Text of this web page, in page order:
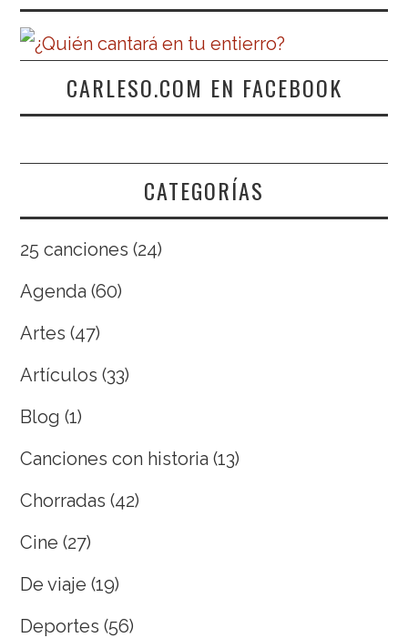
CARLESO.COM EN FACEBOOK
CATEGORÍAS
25 canciones (24)
Agenda (60)
Artes (47)
Artículos (33)
Blog (1)
Canciones con historia (13)
Chorradas (42)
Cine (27)
De viaje (19)
Deportes (56)